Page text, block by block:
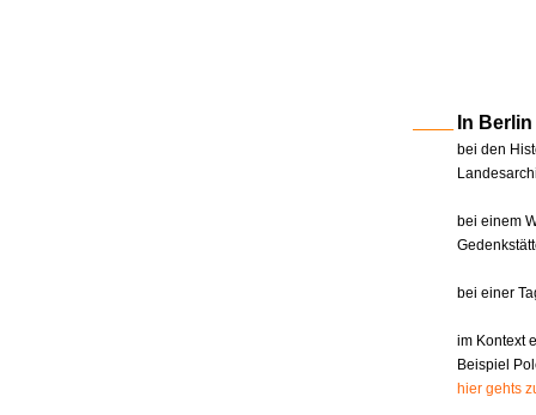
In
bei den
bei einem
bei einer
im Kontext
Beispiel
hier gehts